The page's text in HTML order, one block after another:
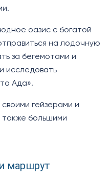
оазис с богатой
на лодочную
за бегемотами и
исследовать
Ада».
гейзерами и
также большими
маршрут